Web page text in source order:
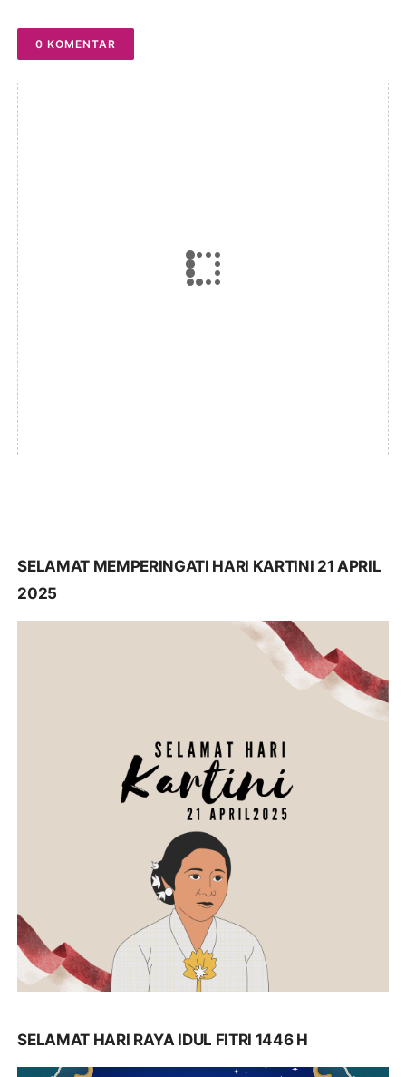
0 KOMENTAR
SELAMAT MEMPERINGATI HARI KARTINI 21 APRIL
2025
SELAMAT HARI RAYA IDUL FITRI 1446 H